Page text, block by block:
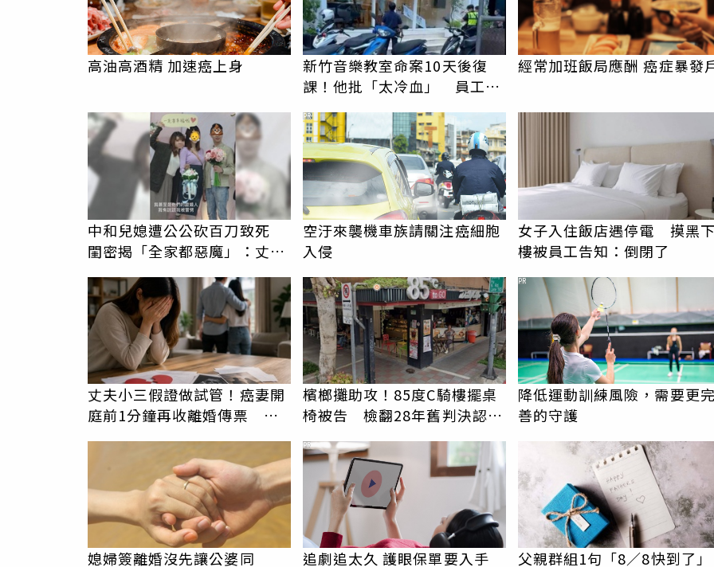
高油高酒精 加速癌上身
新竹音樂教室命案10天後復
課！他批「太冷血」 員工怒
駁：閉上嘴
經常加班飯局應酬 癌症暴發
中和兒媳遭公公砍百刀致死
閨密揭「全家都惡魔」：丈夫
空汙來襲機車族請關注癌細胞
入侵
PR
女子入住飯店遇停電 摸黑
樓被員工告知：倒閉了
丈夫小三假證做試管！癌妻開
庭前1分鐘再收離婚傳票 她
檳榔攤助攻！85度C騎樓擺桌
椅被告 檢翻28年舊判決認證
降低運動訓練風險，需要更
善的守護
PR
媳婦簽離婚沒先讓公婆同 追劇追太久 護眼保單要入手
PR
父親群組1句「8／8快到了」